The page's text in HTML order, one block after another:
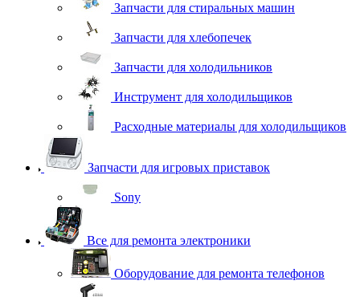
Запчасти для стиральных машин
Запчасти для хлебопечек
Запчасти для холодильников
Инструмент для холодильщиков
Расходные материалы для холодильщиков
Запчасти для игровых приставок
Sony
Все для ремонта электроники
Оборудование для ремонта телефонов